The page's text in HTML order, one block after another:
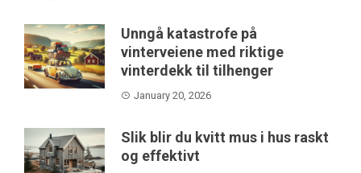
Unngå katastrofe på
vinterveiene med riktige
vinterdekk til tilhenger
January 20, 2026
Slik blir du kvitt mus i hus raskt
og effektivt